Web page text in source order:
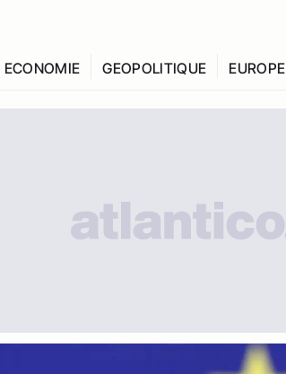
ECONOMIE GEOPOLITIQUE EUROPE